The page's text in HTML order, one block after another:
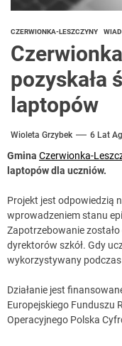
CZERWIONKA-LESZCZYNY
pozyskała
laptopów
Wioleta Grzybek 6 Lat
Gmina Czerwionka-
laptopów dla uczniów.
Projekt jest odpowiedzią
wprowadzeniem stanu
Zapotrzebowanie
dyrektorów szkół. Gdy
wykorzystywany
Działanie jest
Europejskiego Funduszu
Operacyjnego Polska